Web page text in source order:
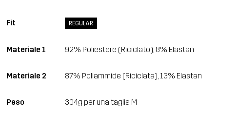
Fit REGULAR
Materiale 1 92% Poliestere (Riciclato), 8% Elastan
Materiale 2 87% Poliammide (Riciclata), 13% Elastan
Peso 304g per una taglia M